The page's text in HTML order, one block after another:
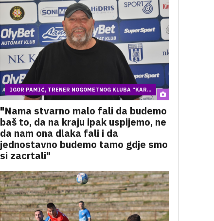
IGOR PAMIĆ, TRENER NOGOMETNOG KLUBA "KAR...
"Nama stvarno malo fali da budemo
baš to, da na kraju ipak uspijemo, ne
da nam ona dlaka fali i da
jednostavno budemo tamo gdje smo
si zacrtali"